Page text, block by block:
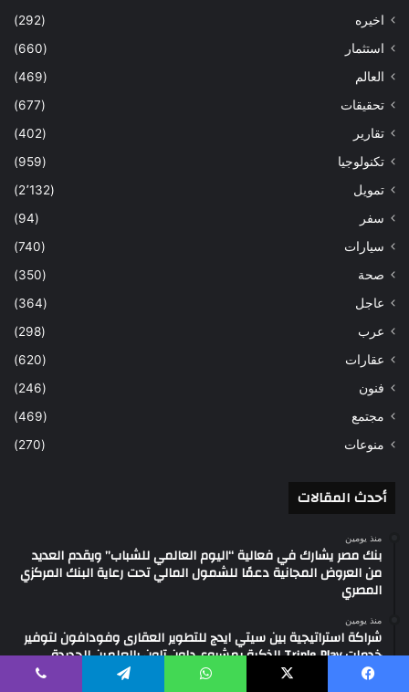
اخيره
(292)
استثمار
(660)
العالم
(469)
تحقيقات
(677)
تقارير
(402)
تكنولوجيا
(959)
تمويل
(2٬132)
سفر
(94)
سيارات
(740)
صحة
(350)
عاجل
(364)
عرب
(298)
عقارات
(620)
فنون
(246)
مجتمع
(469)
منوعات
(270)
أحدث المقالات
منذ يومين
بنك مصر يشارك في فعالية “اليوم العالمي للشباب” ويقدم العديد
من العروض المجانية دعمًا للشمول المالي تحت رعاية البنك المركزي
المصري
منذ يومين
شراكة استراتيجية بين سيتي ايدج للتطوير العقارى وفودافون لتوفير
خدمات Triple Play الذكية بمشروع داون تاون بالعلمين الجديدة